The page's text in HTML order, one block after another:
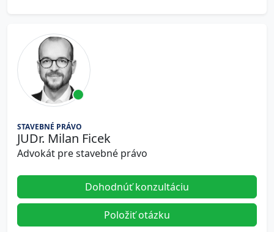
STAVEBNÉ PRÁVO
JUDr. Milan Ficek
Advokát pre stavebné právo
Dohodnúť konzultáciu
Položiť otázku